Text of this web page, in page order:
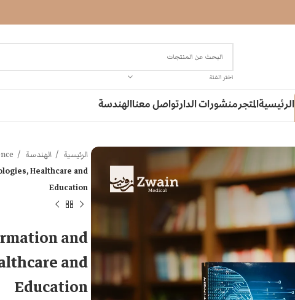
اختر الفئة
الرئيسيةالمتجرمنشورات الدارتواصل معناالهندسة
الرئيسية الهندسة
Healthcare and
Education
and
and
Education